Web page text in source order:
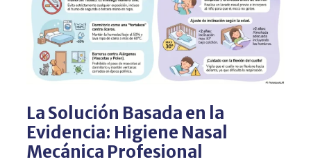
La Solución Basada en la
Evidencia: Higiene Nasal
Mecánica Profesional